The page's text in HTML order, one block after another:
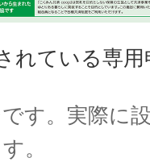
れている専
す。実際に
。